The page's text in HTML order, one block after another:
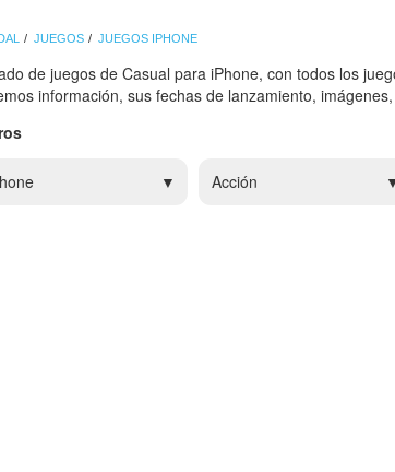
JUEGOS JUEGOS IPHONE
de juegos de Casual para iPhone, con todos los
información, sus fechas de lanzamiento,
Acción